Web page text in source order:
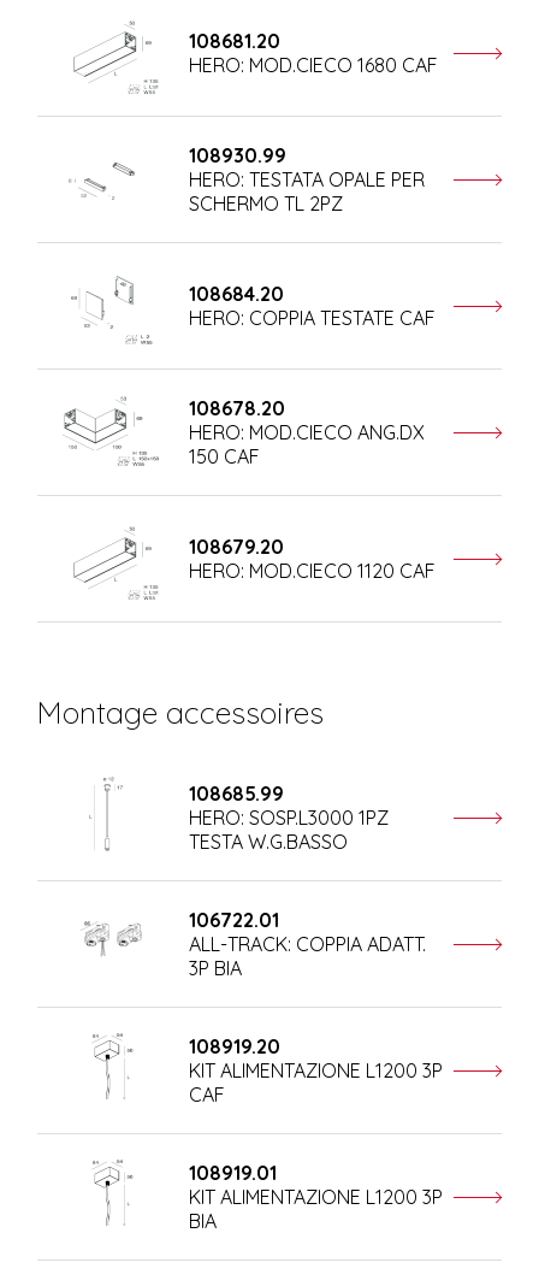
108681.20
HERO: MOD.CIECO 1680 CAF
108930.99
HERO: TESTATA OPALE PER
SCHERMO TL 2PZ
108684.20
HERO: COPPIA TESTATE CAF
108678.20
HERO: MOD.CIECO ANG.DX
150 CAF
108679.20
HERO: MOD.CIECO 1120 CAF
Montage accessoires
108685.99
HERO: SOSP.L3000 1PZ
TESTA W.G.BASSO
106722.01
ALL-TRACK: COPPIA ADATT.
3P BIA
108919.20
KIT ALIMENTAZIONE L1200 3P
CAF
108919.01
KIT ALIMENTAZIONE L1200 3P
BIA